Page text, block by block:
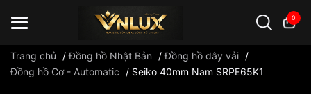
0
Trang chủ /Đồng hồ Nhật Bản /Đồng hồ dây vải /
Đồng hồ Cơ - Automatic
/ Seiko 40mm Nam SRPE65K1